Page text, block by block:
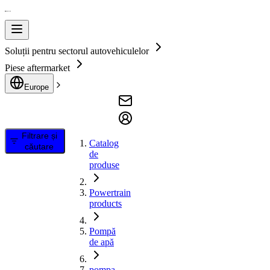
Soluții pentru sectorul autovehiculelor
Piese aftermarket
Europe
Filtrare și
căutare
Catalog
de
produse
Powertrain
products
Pompă
de apă